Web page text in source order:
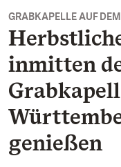
GRABKAPELLE AUF
inmitten
genießen